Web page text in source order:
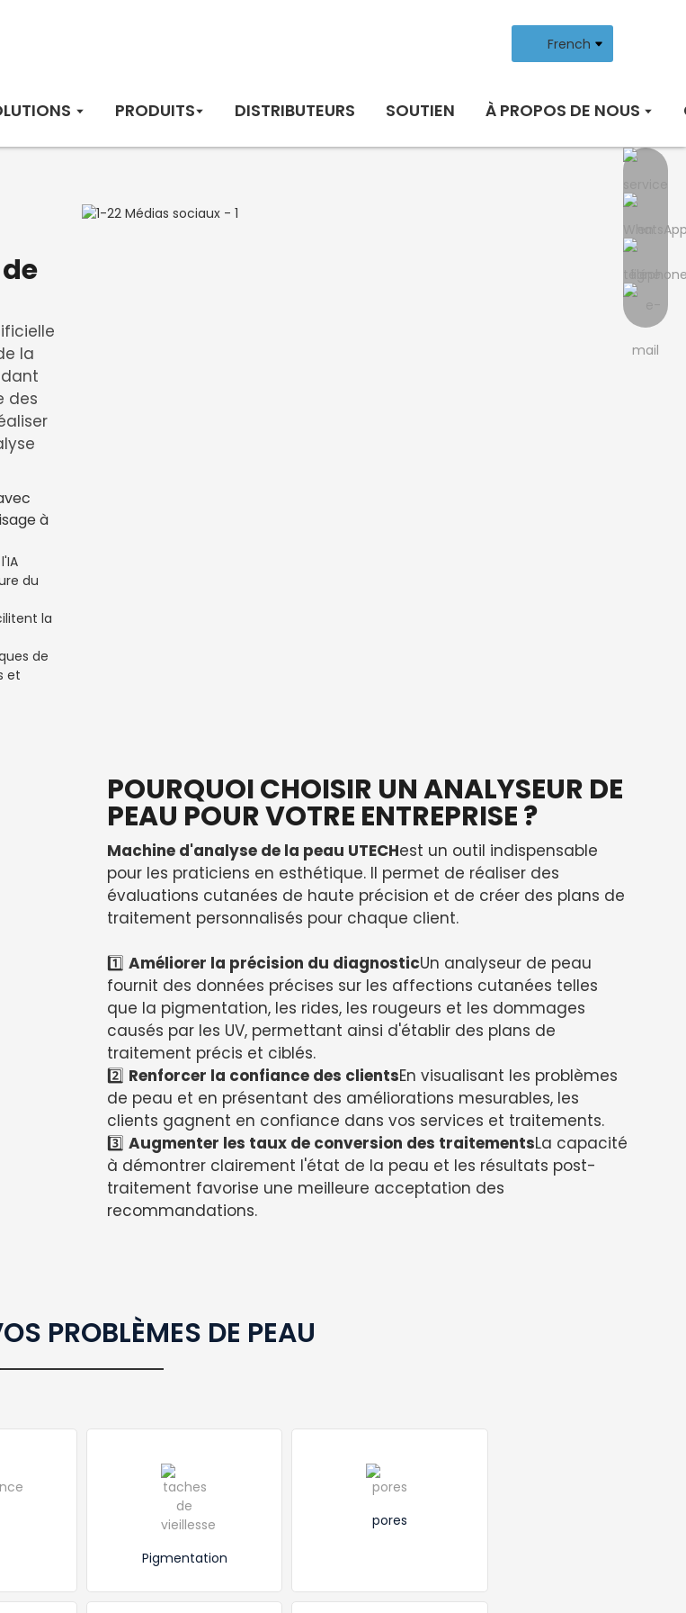
French
PRODUITS DISTRIBUTEURS SOUTIEN À PROPOS DE NOUS
la
des
à
du
la
de
et
POURQUOI CHOISIR UN ANALYSEUR DE
PEAU POUR VOTRE ENTREPRISE ?
Machine d'analyse de la peau UTECHest un outil indispensable
pour les praticiens en esthétique. Il permet de réaliser des
évaluations cutanées de haute précision et de créer des plans de
traitement personnalisés pour chaque client.
1️⃣ Améliorer la précision du diagnosticUn analyseur de peau
fournit des données précises sur les affections cutanées telles
que la pigmentation, les rides, les rougeurs et les dommages
causés par les UV, permettant ainsi d'établir des plans de
traitement précis et ciblés.
2️⃣ Renforcer la confiance des clientsEn visualisant les problèmes
de peau et en présentant des améliorations mesurables, les
clients gagnent en confiance dans vos services et traitements.
3️⃣ Augmenter les taux de conversion des traitementsLa capacité
à démontrer clairement l'état de la peau et les résultats post-
traitement favorise une meilleure acceptation des
recommandations.
PROBLÈMES DE PEAU
Pigmentation
pores